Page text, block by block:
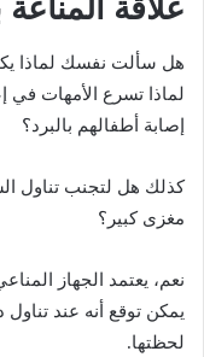
علاقة
هل سألت نفسك لماذا
لماذا تسرع الأمهات في
إصابة أطفالهم بالبرد؟
كذلك هل لتجنب تناول
مغزى كبير؟
نعم، يعتمد الجهاز
يمكن توقع أنه عند تناول
لحظتها.